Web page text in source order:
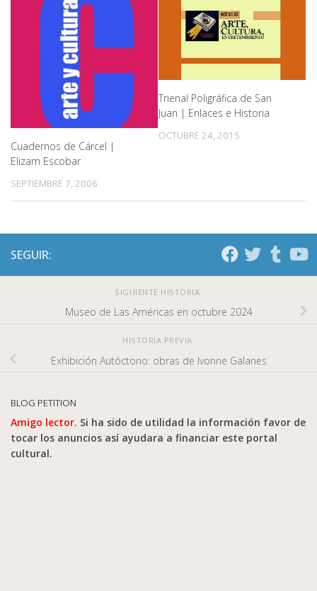
Cuadernos de Cárcel |
Elizam Escobar
SEPTIEMBRE 7, 2006
Trienal Poligráfica de San
Juan | Enlaces e Historia
OCTUBRE 24, 2015
SEGUIR:
SIGUIENTE HISTORIA
Museo de Las Américas en octubre 2024
HISTORIA PREVIA
Exhibición Autóctono: obras de Ivonne Galanes
BLOG PETITION
Amigo lector. Si ha sido de utilidad la información favor de
tocar los anuncios así ayudara a financiar este portal
cultural.